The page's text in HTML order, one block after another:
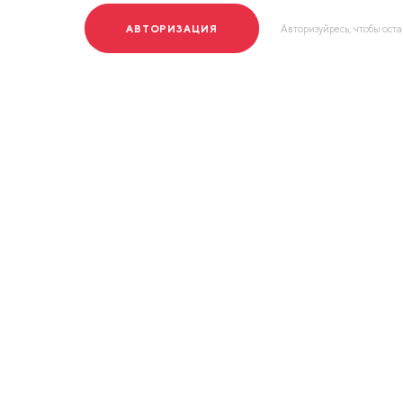
АВТОРИЗАЦИЯ Авторизуйресь, чтобы